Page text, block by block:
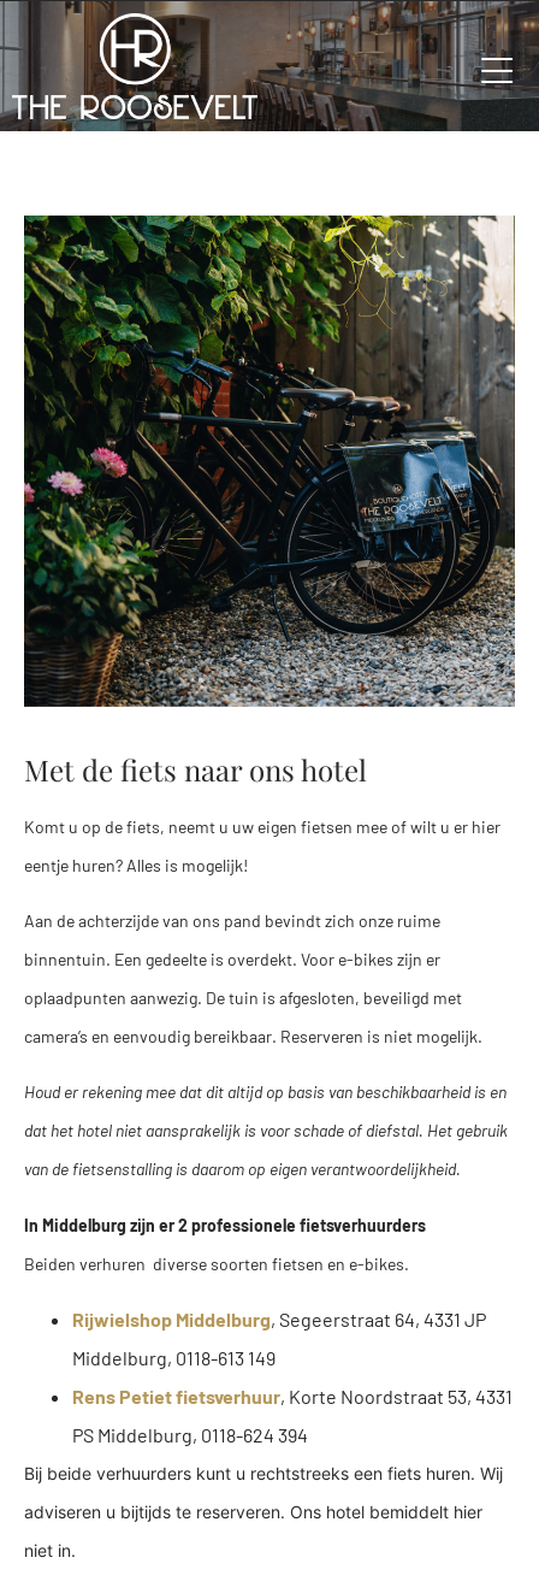
Met de fiets naar ons hotel
Komt u op de fiets, neemt u uw eigen fietsen mee of wilt u er hier
eentje huren? Alles is mogelijk!
Aan de achterzijde van ons pand bevindt zich onze ruime
binnentuin. Een gedeelte is overdekt. Voor e-bikes zijn er
oplaadpunten aanwezig. De tuin is afgesloten, beveiligd met
camera’s en eenvoudig bereikbaar. Reserveren is niet mogelijk.
Houd er rekening mee dat dit altijd op basis van beschikbaarheid is en
dat het hotel niet aansprakelijk is voor schade of diefstal. Het gebruik
van de fietsenstalling is daarom op eigen verantwoordelijkheid.
In Middelburg zijn er 2 professionele fietsverhuurders
Beiden verhuren diverse soorten fietsen en e-bikes.
Rijwielshop Middelburg, Segeerstraat 64, 4331 JP
Middelburg, 0118-613 149
Rens Petiet fietsverhuur, Korte Noordstraat 53, 4331
PS Middelburg, 0118-624 394
Bij beide verhuurders kunt u rechtstreeks een fiets huren. Wij
adviseren u bijtijds te reserveren. Ons hotel bemiddelt hier
niet in.